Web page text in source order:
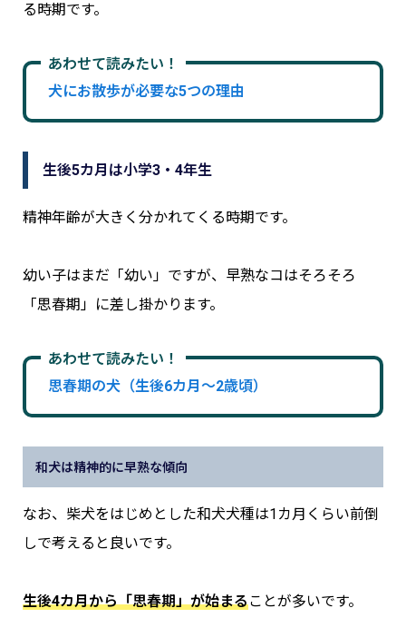
る時期です。
あわせて読みたい！
犬にお散歩が必要な5つの理由
生後5カ月は小学3・4年生
精神年齢が大きく分かれてくる時期です。
幼い子はまだ「幼い」ですが、早熟なコはそろそろ
「思春期」に差し掛かります。
あわせて読みたい！
思春期の犬（生後6カ月～2歳頃）
和犬は精神的に早熟な傾向
なお、柴犬をはじめとした和犬犬種は1カ月くらい前倒
しで考えると良いです。
生後4カ月から「思春期」が始まることが多いです。